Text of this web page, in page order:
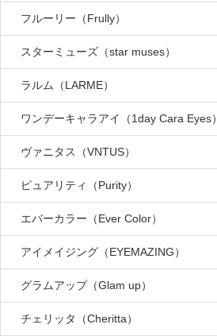
フルーリー（Frully）
スターミューズ（star muses）
ラルム（LARME）
ワンデーキャラアイ（1day Cara Eyes）
ヴァニタス（VNTUS）
ピュアリティ（Purity）
エバーカラー（Ever Color）
アイメイジング（EYEMAZING）
グラムアップ（Glam up）
チェリッタ（Cheritta）